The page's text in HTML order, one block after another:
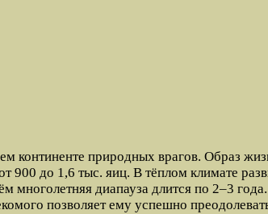
континенте природных врагов. Образ
900 до 1,6 тыс. яиц. В тёплом климате
диапауза длится по 2–3
позволяет ему успешно